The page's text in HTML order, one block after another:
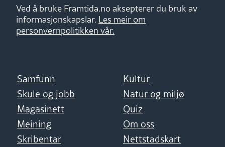
Ved å bruke Framtida.no aksepterer du bruk av
informasjonskapslar. Les meir om
personvernpolitikken vår.
Samfunn
Kultur
Skule og jobb
Natur og miljø
Magasinett
Quiz
Meining
Om oss
Skribentar
Nettstadskart